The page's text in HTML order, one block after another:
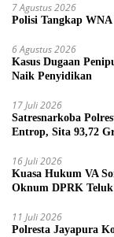
7 Agustus 2026
Polisi Tangkap
6 Agustus 2026
Kasus Dugaan
Naik Penyidikan
17 Juli 2026
Satresnarkoba
Entrop, Sita 93,72
16 Juli 2026
Kuasa Hukum VA
Oknum DPRK
11 Juli 2026
Polresta Jayapura